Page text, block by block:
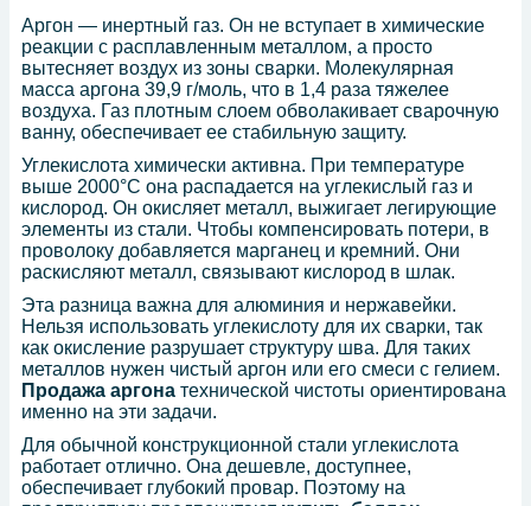
Аргон — инертный газ. Он не вступает в химические
реакции с расплавленным металлом, а просто
вытесняет воздух из зоны сварки. Молекулярная
масса аргона 39,9 г/моль, что в 1,4 раза тяжелее
воздуха. Газ плотным слоем обволакивает сварочную
ванну, обеспечивает ее стабильную защиту.
Углекислота химически активна. При температуре
выше 2000°C она распадается на углекислый газ и
кислород. Он окисляет металл, выжигает легирующие
элементы из стали. Чтобы компенсировать потери, в
проволоку добавляется марганец и кремний. Они
раскисляют металл, связывают кислород в шлак.
Эта разница важна для алюминия и нержавейки.
Нельзя использовать углекислоту для их сварки, так
как окисление разрушает структуру шва. Для таких
металлов нужен чистый аргон или его смеси с гелием.
Продажа аргона технической чистоты ориентирована
именно на эти задачи.
Для обычной конструкционной стали углекислота
работает отлично. Она дешевле, доступнее,
обеспечивает глубокий провар. Поэтому на